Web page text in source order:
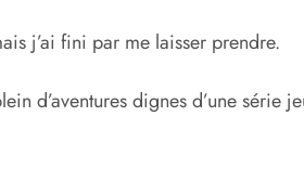
j’ai fini par me laisser prendre.
d’aventures dignes d’une série